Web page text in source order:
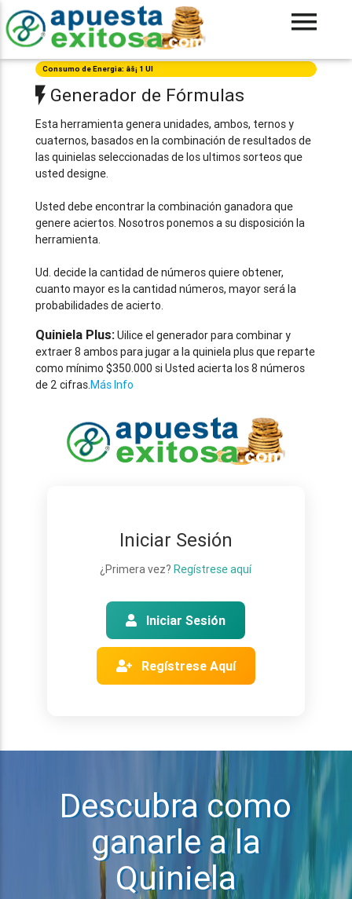
Consumo de Energia: âš¡ 1 UI
Generador de Fórmulas
Esta herramienta genera unidades, ambos, ternos y
cuaternos, basados en la combinación de resultados de
las quinielas seleccionadas de los ultimos sorteos que
usted designe.
Usted debe encontrar la combinación ganadora que
genere aciertos. Nosotros ponemos a su disposición la
herramienta.
Ud. decide la cantidad de números quiere obtener,
cuanto mayor es la cantidad números, mayor será la
probabilidades de acierto.
Quiniela Plus:Uilice el generador para combinar y
extraer 8 ambos para jugar a la quiniela plus que reparte
como mínimo $350.000 si Usted acierta los 8 números
de 2 cifras.Más Info
Iniciar Sesión
¿Primera vez?Regístrese aquí
Iniciar Sesión
Regístrese Aquí
Descubra como
ganarle a la
Quiniela